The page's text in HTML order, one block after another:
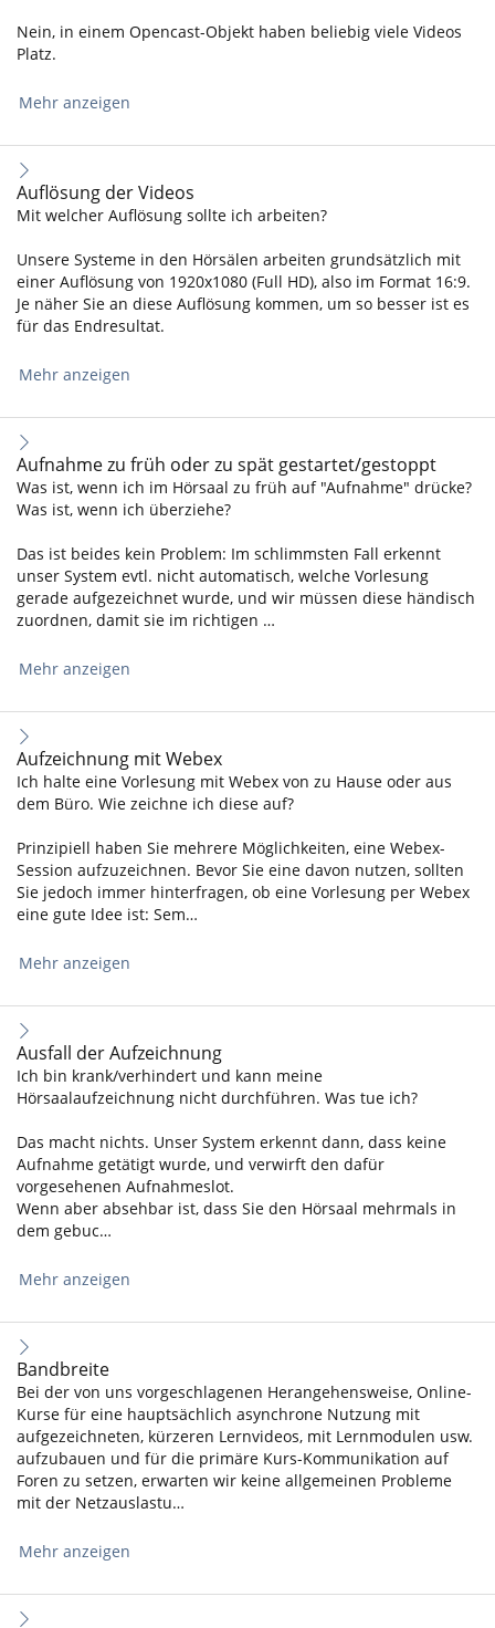
Nein, in einem Opencast-Objekt haben beliebig viele Videos
Platz.
Mehr anzeigen
Auflösung der Videos
Mit welcher Auflösung sollte ich arbeiten?
Unsere Systeme in den Hörsälen arbeiten grundsätzlich mit
einer Auflösung von 1920x1080 (Full HD), also im Format 16:9.
Je näher Sie an diese Auflösung kommen, um so besser ist es
für das Endresultat.
Mehr anzeigen
Aufnahme zu früh oder zu spät gestartet/gestoppt
Was ist, wenn ich im Hörsaal zu früh auf "Aufnahme" drücke?
Was ist, wenn ich überziehe?
Das ist beides kein Problem: Im schlimmsten Fall erkennt
unser System evtl. nicht automatisch, welche Vorlesung
gerade aufgezeichnet wurde, und wir müssen diese händisch
zuordnen, damit sie im richtigen …
Mehr anzeigen
Aufzeichnung mit Webex
Ich halte eine Vorlesung mit Webex von zu Hause oder aus
dem Büro. Wie zeichne ich diese auf?
Prinzipiell haben Sie mehrere Möglichkeiten, eine Webex-
Session aufzuzeichnen. Bevor Sie eine davon nutzen, sollten
Sie jedoch immer hinterfragen, ob eine Vorlesung per Webex
eine gute Idee ist: Sem…
Mehr anzeigen
Ausfall der Aufzeichnung
Ich bin krank/verhindert und kann meine
Hörsaalaufzeichnung nicht durchführen. Was tue ich?
Das macht nichts. Unser System erkennt dann, dass keine
Aufnahme getätigt wurde, und verwirft den dafür
vorgesehenen Aufnahmeslot.
Wenn aber absehbar ist, dass Sie den Hörsaal mehrmals in
dem gebuc…
Mehr anzeigen
Bandbreite
Bei der von uns vorgeschlagenen Herangehensweise, Online-
Kurse für eine hauptsächlich asynchrone Nutzung mit
aufgezeichneten, kürzeren Lernvideos, mit Lernmodulen usw.
aufzubauen und für die primäre Kurs-Kommunikation auf
Foren zu setzen, erwarten wir keine allgemeinen Probleme
mit der Netzauslastu…
Mehr anzeigen